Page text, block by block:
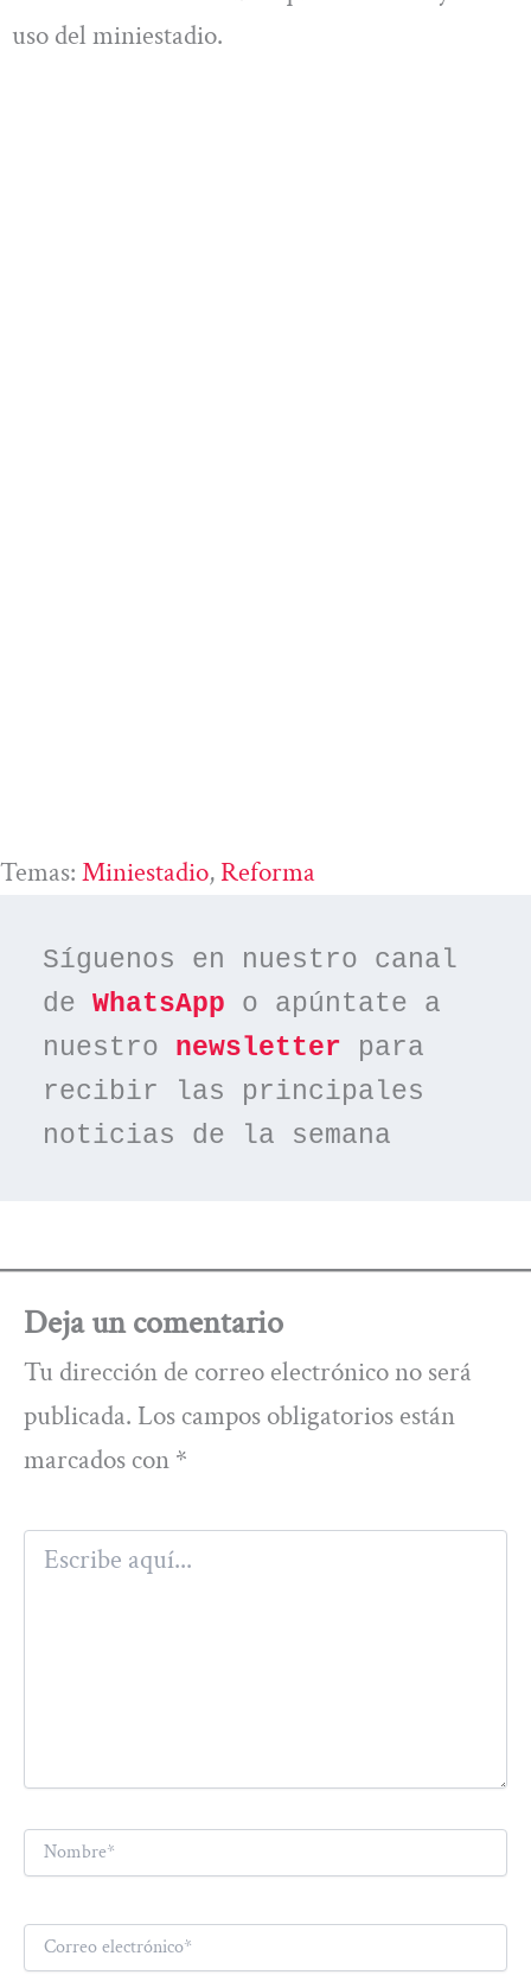
uso del miniestadio.
Temas: Miniestadio, Reforma
Síguenos en nuestro canal
de WhatsApp o apúntate a
nuestro newsletter para
recibir las principales
noticias de la semana
Deja un comentario
Tu dirección de correo electrónico no será
publicada. Los campos obligatorios están
marcados con *
Escribe
aquí...
Nombre*
Correo
electrónico*